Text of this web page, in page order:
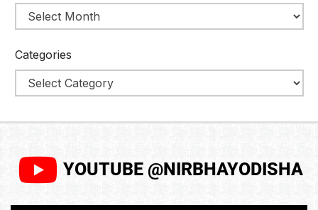
Categories
YOUTUBE @NIRBHAYODISHA